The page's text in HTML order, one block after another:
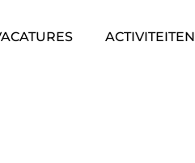
ACTIVITEITEN